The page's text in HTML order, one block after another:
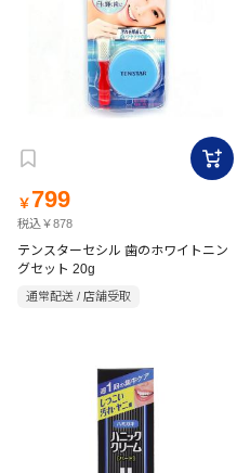
￥ 799
税込￥878
テンスターセシル 歯のホワイトニン
グセット 20g
通常配送 / 店舗受取